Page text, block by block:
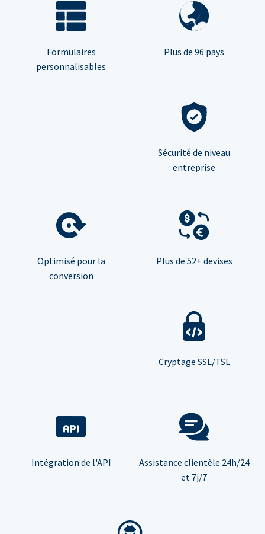
Formulaires
personnalisables
Plus de 96 pays
Sécurité de niveau
entreprise
Optimisé pour la
conversion
Plus de 52+ devises
Cryptage SSL/TSL
Intégration de l'API
Assistance clientèle 24h/24
et 7j/7